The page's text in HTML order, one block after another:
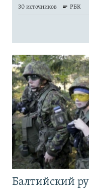
Балтийский